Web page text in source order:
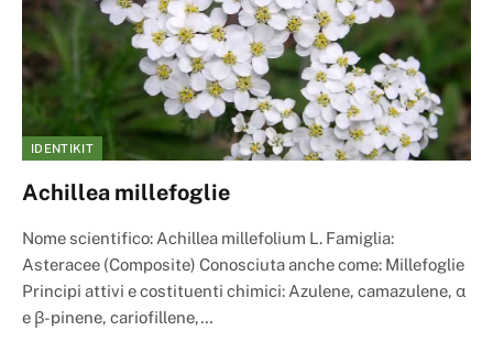
IDENTIKIT
Achillea millefoglie
Nome scientifico: Achillea millefolium L. Famiglia:
Asteracee (Composite) Conosciuta anche come: Millefoglie
Principi attivi e costituenti chimici: Azulene, camazulene, α
e β-pinene, cariofillene,…